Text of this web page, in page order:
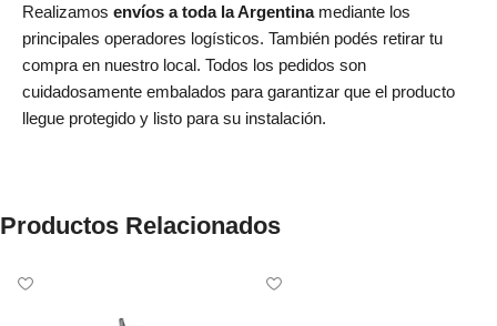
Realizamos envíos a toda la Argentinamediante los
principales operadores logísticos. También podés retirar tu
compra en nuestro local. Todos los pedidos son
cuidadosamente embalados para garantizar que el producto
llegue protegido y listo para su instalación.
Productos Relacionados